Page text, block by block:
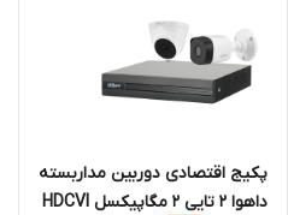
پکیج اقتصادی دوربین مداربسته
داهوا 2 تایی 2 مگاپیکسل HDCVI